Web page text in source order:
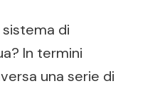
di
In termini
una serie di